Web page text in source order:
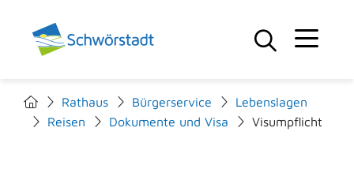
Rathaus Bürgerservice
Lebenslagen
Reisen
Dokumente und Visa Visumpflicht